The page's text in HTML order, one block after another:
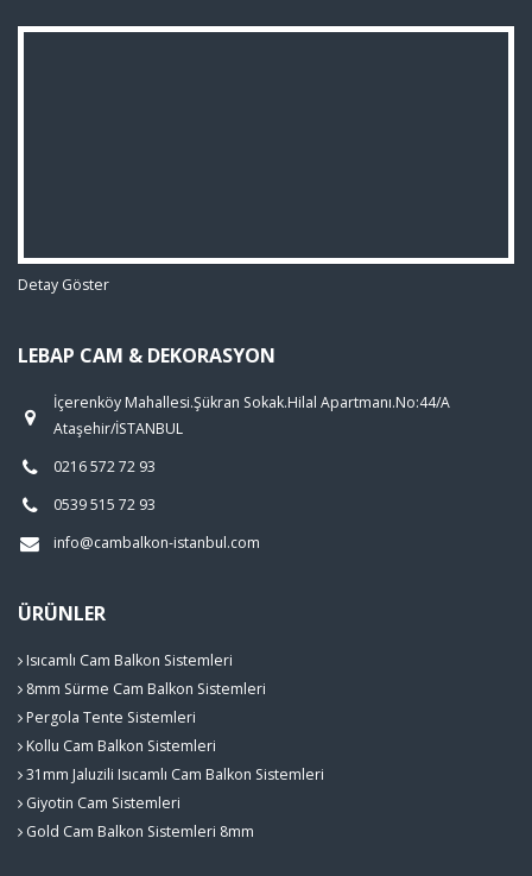
Detay Göster
LEBAP CAM & DEKORASYON
İçerenköy Mahallesi.Şükran Sokak.Hilal Apartmanı.No:44/A
Ataşehir/İSTANBUL
0216 572 72 93
0539 515 72 93
info@cambalkon-istanbul.com
ÜRÜNLER
Isıcamlı Cam Balkon Sistemleri
8mm Sürme Cam Balkon Sistemleri
Pergola Tente Sistemleri
Kollu Cam Balkon Sistemleri
31mm Jaluzili Isıcamlı Cam Balkon Sistemleri
Giyotin Cam Sistemleri
Gold Cam Balkon Sistemleri 8mm